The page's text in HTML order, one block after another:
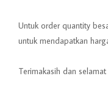
Untuk order quantity
untuk mendapatkan
Terimakasih dan